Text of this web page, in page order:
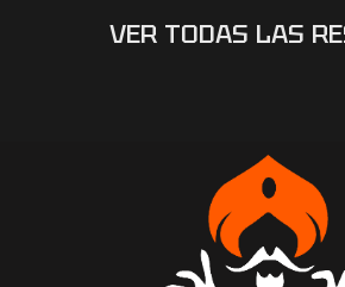
VER TODAS LAS